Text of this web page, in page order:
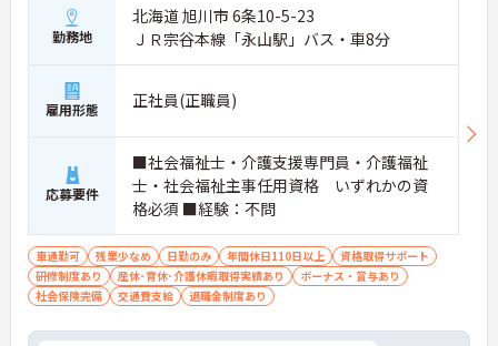
勤務地
北海道 旭川市 6条10-5-23
ＪＲ宗谷本線「永山駅」バス・車8分
雇用形態 正社員(正職員)
応募要件
■社会福祉士・介護支援専門員・介護福祉
士・社会福祉主事任用資格 いずれかの資
格必須 ■経験：不問
車通勤可 残業少なめ 日勤のみ 年間休日110日以上
資格取得サポート
研修制度あり
産休･育休･介護休暇取得実績あり
ボーナス・賞与あり
社会保険完備
交通費支給 退職金制度あり